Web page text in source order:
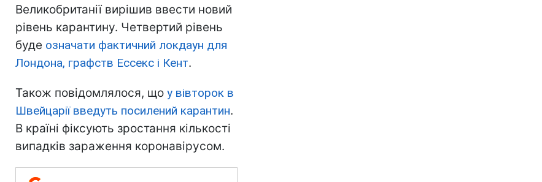
Великобританії вирішив ввести новий
рівень карантину. Четвертий рівень
буде означати фактичний локдаун для
Лондона, графств Ессекс і Кент.
Також повідомлялося, що у вівторок в
Швейцарії введуть посилений карантин.
В країні фіксують зростання кількості
випадків зараження коронавірусом.